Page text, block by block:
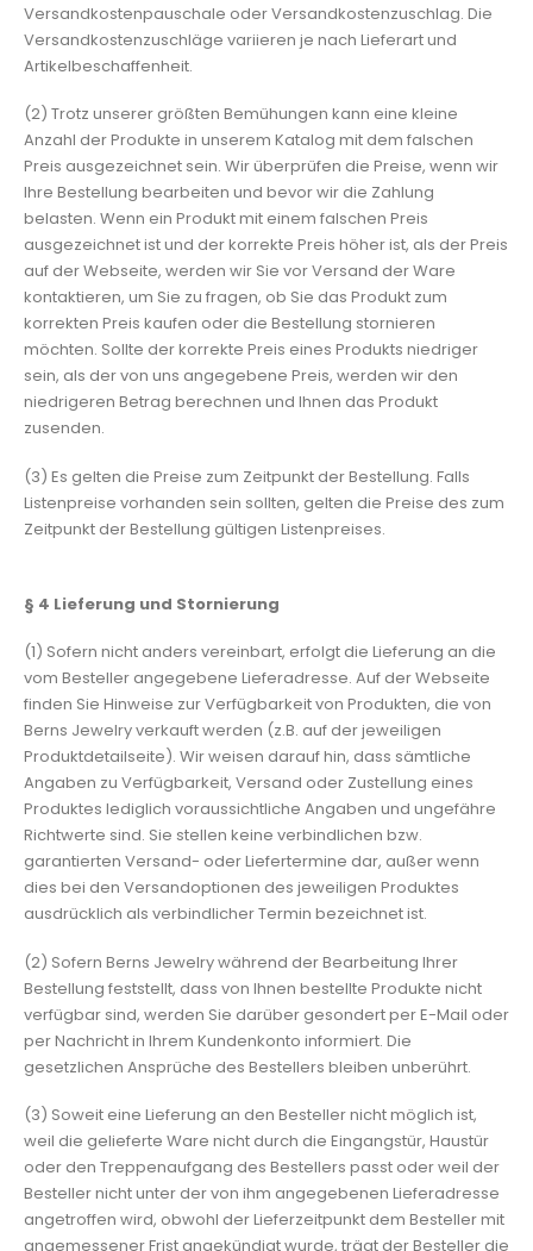
Versandkostenpauschale oder Versandkostenzuschlag. Die
Versandkostenzuschläge variieren je nach Lieferart und
Artikelbeschaffenheit.
(2) Trotz unserer größten Bemühungen kann eine kleine
Anzahl der Produkte in unserem Katalog mit dem falschen
Preis ausgezeichnet sein. Wir überprüfen die Preise, wenn wir
Ihre Bestellung bearbeiten und bevor wir die Zahlung
belasten. Wenn ein Produkt mit einem falschen Preis
ausgezeichnet ist und der korrekte Preis höher ist, als der Preis
auf der Webseite, werden wir Sie vor Versand der Ware
kontaktieren, um Sie zu fragen, ob Sie das Produkt zum
korrekten Preis kaufen oder die Bestellung stornieren
möchten. Sollte der korrekte Preis eines Produkts niedriger
sein, als der von uns angegebene Preis, werden wir den
niedrigeren Betrag berechnen und Ihnen das Produkt
zusenden.
(3) Es gelten die Preise zum Zeitpunkt der Bestellung. Falls
Listenpreise vorhanden sein sollten, gelten die Preise des zum
Zeitpunkt der Bestellung gültigen Listenpreises.
§ 4 Lieferung und Stornierung
(1) Sofern nicht anders vereinbart, erfolgt die Lieferung an die
vom Besteller angegebene Lieferadresse. Auf der Webseite
finden Sie Hinweise zur Verfügbarkeit von Produkten, die von
Berns Jewelry verkauft werden (z.B. auf der jeweiligen
Produktdetailseite). Wir weisen darauf hin, dass sämtliche
Angaben zu Verfügbarkeit, Versand oder Zustellung eines
Produktes lediglich voraussichtliche Angaben und ungefähre
Richtwerte sind. Sie stellen keine verbindlichen bzw.
garantierten Versand- oder Liefertermine dar, außer wenn
dies bei den Versandoptionen des jeweiligen Produktes
ausdrücklich als verbindlicher Termin bezeichnet ist.
(2) Sofern Berns Jewelry während der Bearbeitung Ihrer
Bestellung feststellt, dass von Ihnen bestellte Produkte nicht
verfügbar sind, werden Sie darüber gesondert per E-Mail oder
per Nachricht in Ihrem Kundenkonto informiert. Die
gesetzlichen Ansprüche des Bestellers bleiben unberührt.
(3) Soweit eine Lieferung an den Besteller nicht möglich ist,
weil die gelieferte Ware nicht durch die Eingangstür, Haustür
oder den Treppenaufgang des Bestellers passt oder weil der
Besteller nicht unter der von ihm angegebenen Lieferadresse
angetroffen wird, obwohl der Lieferzeitpunkt dem Besteller mit
angemessener Frist angekündigt wurde, trägt der Besteller die